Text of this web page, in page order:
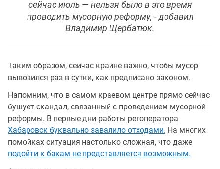
сейчас июль — нельзя было в это время
проводить мусорную реформу, - добавил
Владимир Щербатюк.
Таким образом, сейчас крайне важно, чтобы мусор
вывозился раз в сутки, как предписано законом.
Напомним, что в самом краевом центре прямо сейчас
бушует скандал, связанный с проведением мусорной
реформы. В первые дни работы регоператора
Хабаровск буквально завалило отходами. На многих
помойках ситуация настолько сложная, что даже
подойти к бакам не представляется возможным.